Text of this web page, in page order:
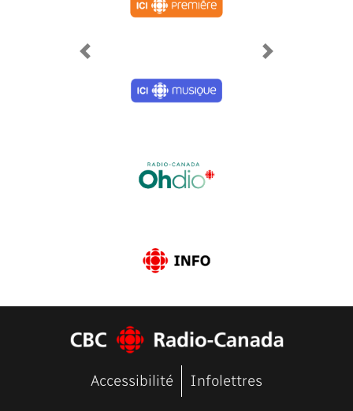
Previous Next
Accessibilité Infolettres